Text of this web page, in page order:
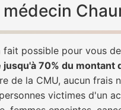
possible pour vous
70% du
de la CMU, aucun frais
victimes d'un